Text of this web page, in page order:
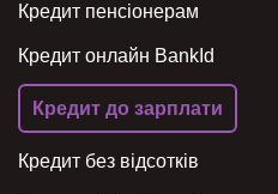
Кредит пенсіонерам
Кредит онлайн BankId
Кредит до зарплати
Кредит без відсотків